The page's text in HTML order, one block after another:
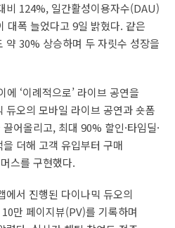
비 124%, 일간활성이용자수(DAU)
대폭 늘었다고 9일 밝혔다. 같은
약 30% 상승하며 두 자릿수 성장을
‘이례적으로’ 라이브 공연을
듀오의 모바일 라이브 공연과 숏폼
어올리고, 최대 90% 할인·타임딜·
더해 고객 유입부터 구매
스를 구현했다.
서 진행된 다이나믹 듀오의
만 페이지뷰(PV)를 기록하며